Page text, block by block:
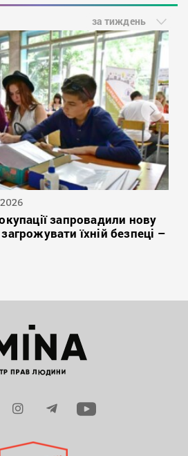
за тиждень
запровадили нову
їхній безпеці –